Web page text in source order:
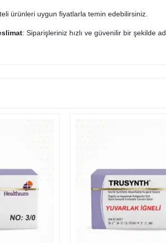
ürünleri uygun fiyatlarla temin edebilirsiniz.
: Siparişleriniz hızlı ve güvenilir bir şekilde